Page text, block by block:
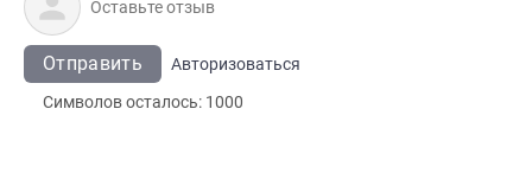
Отправить
Авторизоваться
Символов осталось: 1000